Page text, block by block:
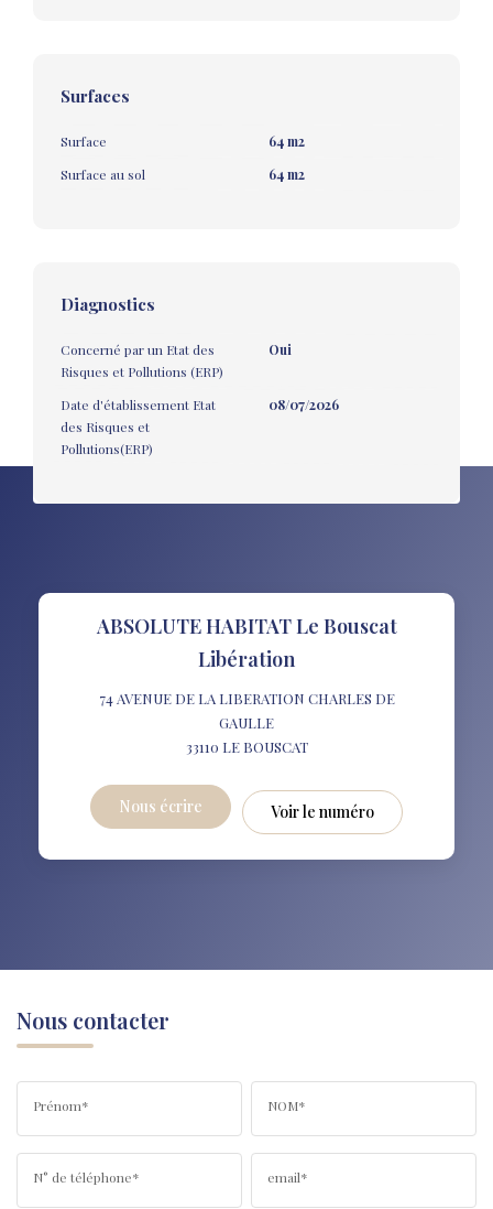
Surfaces
Surface
64 m2
Surface au sol
64 m2
Diagnostics
Concerné par un Etat des
Risques et Pollutions (ERP)
Oui
Date d'établissement Etat
des Risques et
Pollutions(ERP)
08/07/2026
ABSOLUTE HABITAT Le Bouscat
Libération
74 AVENUE DE LA LIBERATION CHARLES DE
GAULLE
33110 LE BOUSCAT
Nous écrire Voir le numéro
Nous contacter
Prénom* NOM*
N° de téléphone* email*